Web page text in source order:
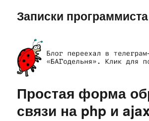
Записки программиста
Простая форма
связи на php и